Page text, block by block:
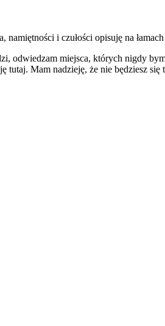
i czułości opisuję na
miejsca, których nigdy
tutaj. Mam nadzieję, że nie będziesz się